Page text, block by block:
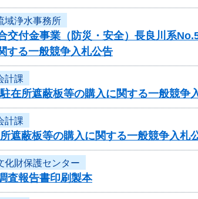
域浄水事務所
付金事業（防災・安全）長良川系
する一般競争入札公告
計課
在所遮蔽板等の購入に関する一般競争
計課
遮蔽板等の購入に関する一般競争入札
化財保護センター
査報告書印刷製本